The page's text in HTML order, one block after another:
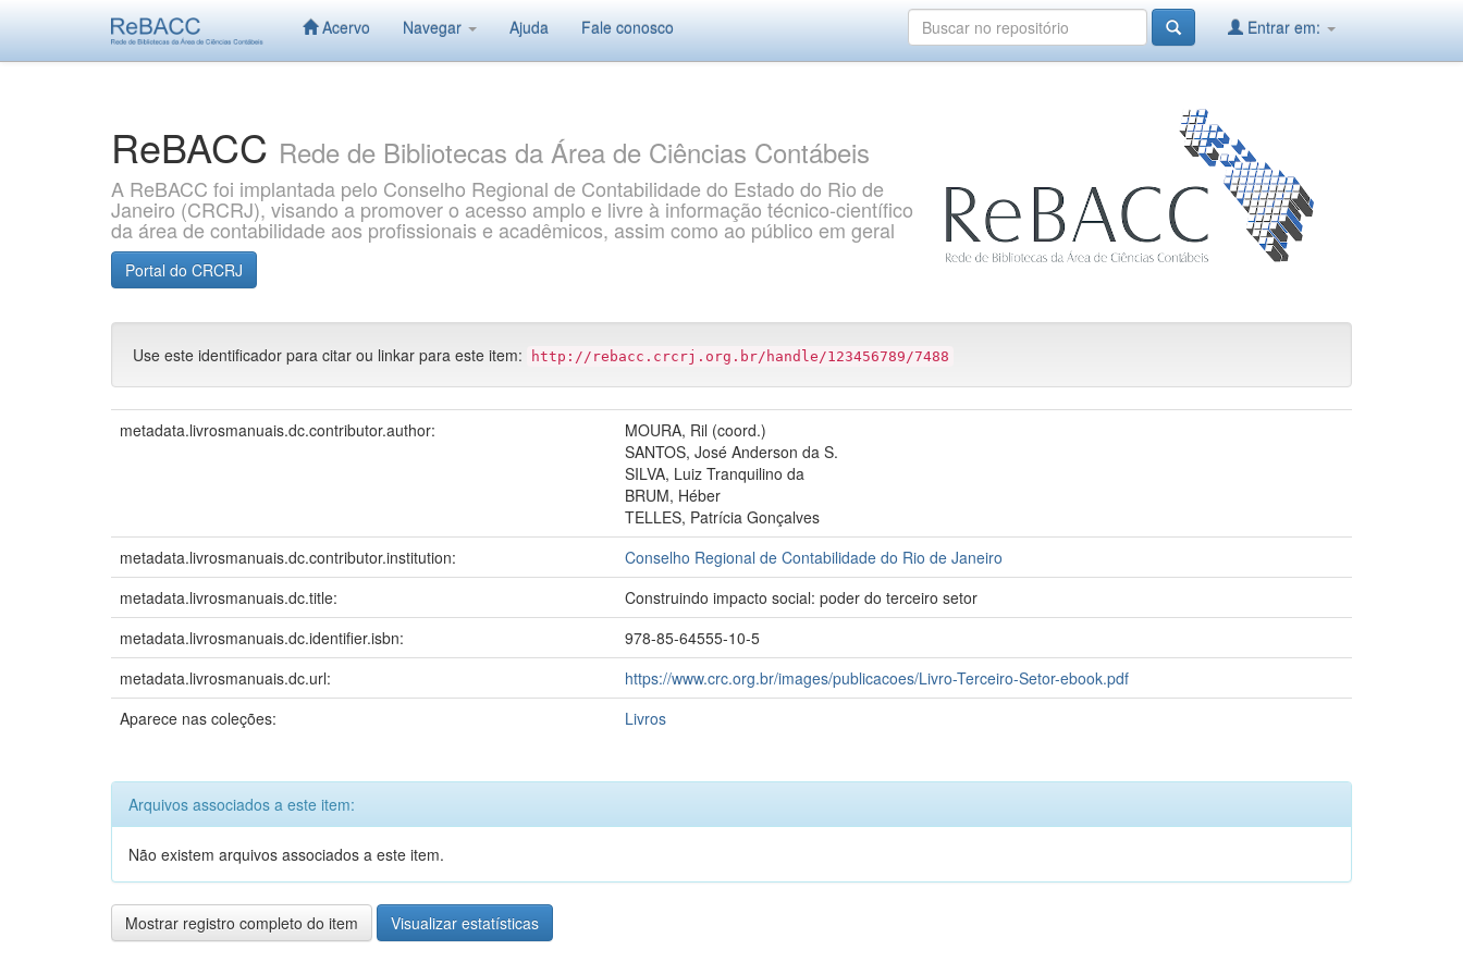
Acervo Navegar Ajuda Fale conosco Entrar em:
ReBACC Rede de Bibliotecas da Área de Ciências Contábeis
A ReBACC foi implantada pelo Conselho Regional de Contabilidade do Estado do Rio de
Janeiro (CRCRJ), visando a promover o acesso amplo e livre à informação técnico-científico
da área de contabilidade aos profissionais e acadêmicos, assim como ao público em geral
Portal do CRCRJ
Use este identificador para citar ou linkar para este item: http://rebacc.crcrj.org.br/handle/123456789/7488
metadata.livrosmanuais.dc.contributor.author:
MOURA, Ril (coord.)
SANTOS, José Anderson da S.
SILVA, Luiz Tranquilino da
BRUM, Héber
TELLES, Patrícia Gonçalves
metadata.livrosmanuais.dc.contributor.institution:
Conselho Regional de Contabilidade do Rio de Janeiro
metadata.livrosmanuais.dc.title:
Construindo impacto social: poder do terceiro setor
metadata.livrosmanuais.dc.identifier.isbn:
978-85-64555-10-5
metadata.livrosmanuais.dc.url:
https://www.crc.org.br/images/publicacoes/Livro-Terceiro-Setor-ebook.pdf
Aparece nas coleções:
Livros
Arquivos associados a este item:
Não existem arquivos associados a este item.
Mostrar registro completo do item Visualizar estatísticas